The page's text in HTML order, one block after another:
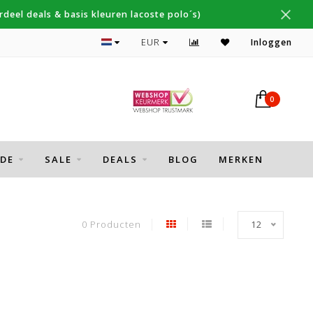
deals & basis kleuren lacoste polo´s)
Topmerken Thomas Maine, Cavallaro, Desoto
EUR Inloggen
0
SALE DEALS BLOG MERKEN
0 Producten 12